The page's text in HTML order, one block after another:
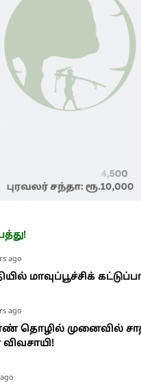
ago
மாவுப்பூச்சிக்
ago
தொழில் முனைவில்